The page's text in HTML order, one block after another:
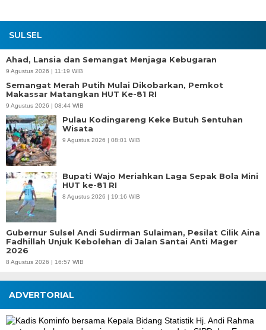
SULSEL
Ahad, Lansia dan Semangat Menjaga Kebugaran
9 Agustus 2026 | 11:19 WIB
Semangat Merah Putih Mulai Dikobarkan, Pemkot
Makassar Matangkan HUT Ke-81 RI
9 Agustus 2026 | 08:44 WIB
Pulau Kodingareng Keke Butuh Sentuhan
Wisata
9 Agustus 2026 | 08:01 WIB
Bupati Wajo Meriahkan Laga Sepak Bola Mini
HUT ke-81 RI
8 Agustus 2026 | 19:16 WIB
Gubernur Sulsel Andi Sudirman Sulaiman, Pesilat Cilik Aina
Fadhillah Unjuk Kebolehan di Jalan Santai Anti Mager
2026
8 Agustus 2026 | 16:57 WIB
ADVERTORIAL